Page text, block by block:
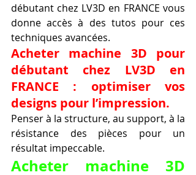
débutant chez LV3D en FRANCE vous
donne accès à des tutos pour ces
techniques avancées.
Acheter machine 3D pour
débutant chez LV3D en
FRANCE : optimiser vos
designs pour l’impression.
Penser à la structure, au support, à la
résistance des pièces pour un
résultat impeccable.
Acheter machine 3D